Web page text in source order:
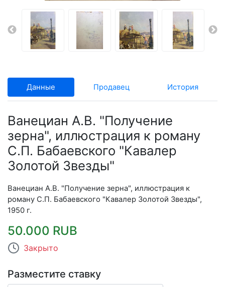
Данные Продавец История
Ванециан А.В. "Получение
зерна", иллюстрация к роману
С.П. Бабаевского "Кавалер
Золотой Звезды"
Ванециан А.В. "Получение зерна", иллюстрация к
роману С.П. Бабаевского "Кавалер Золотой Звезды",
1950 г.
50.000 RUB
Закрыто
Разместите ставку